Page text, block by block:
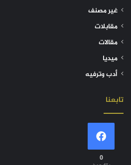
غير مصنف
مقابلات
مقالات
ميديا
أدب وترفيه
تابعنا
0